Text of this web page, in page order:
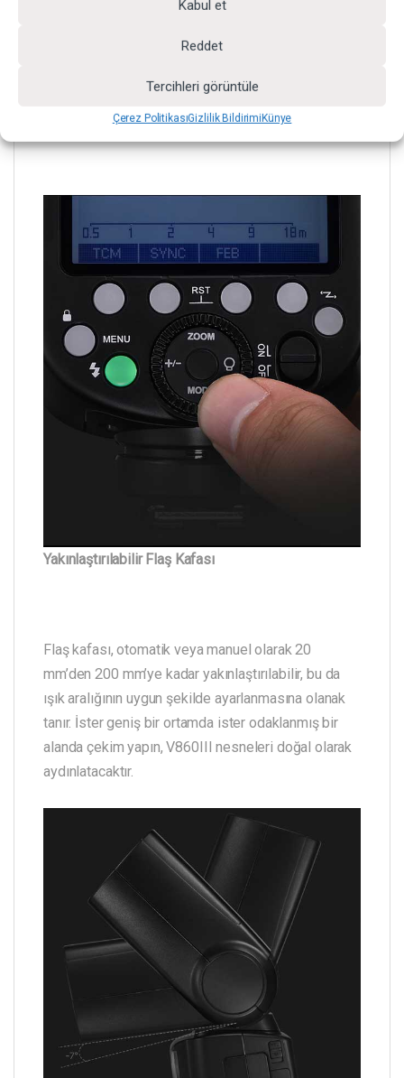
Kabul et
Reddet
Tercihleri görüntüle
Çerez PolitikasıGizlilik BildirimiKünye
perde senkronizasyonu vb. gibi tüm işlevler, her
muhteşem anı hızlı, hassas ve yaratıcı bir şekilde
modelleri Nikon, Nikon, Sony, Fuji, Olympus,
Panasonic ve Pentax Fotoğraf Makineleri için
Yakınlaştırılabilir Flaş Kafası
Flaş kafası, otomatik veya manuel olarak 20
mm’den 200 mm’ye kadar yakınlaştırılabilir, bu da
ışık aralığının uygun şekilde ayarlanmasına olanak
tanır. İster geniş bir ortamda ister odaklanmış bir
alanda çekim yapın, V860III nesneleri doğal olarak
aydınlatacaktır.